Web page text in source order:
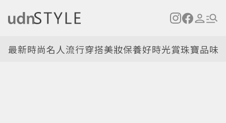
最新時尚名人流行穿搭美妝保養好時光賞珠寶品味